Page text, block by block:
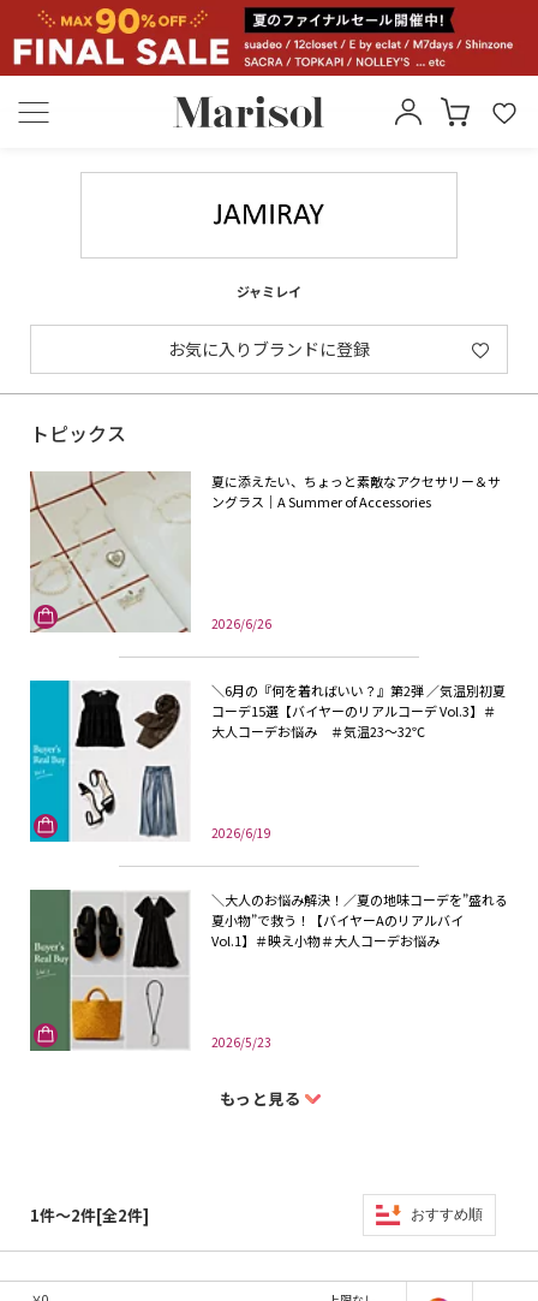
ジャミレイ
お気に入りブランドに登録
トピックス
2026/6/26
夏に添えたい、ちょっと素敵なアクセサリー＆サ
ングラス｜A Summer of Accessories
2026/6/19
＼6月の『何を着ればいい？』第2弾 ／気温別初夏
コーデ15選【バイヤーのリアルコーデ Vol.3】＃
大人コーデお悩み ＃気温23～32℃
2026/5/23
＼大人のお悩み解決！／夏の地味コーデを”盛れる
夏小物”で救う！【バイヤーAのリアルバイ
Vol.1】＃映え小物＃大人コーデお悩み
もっと見る
1件～2件[全2件] おすすめ順